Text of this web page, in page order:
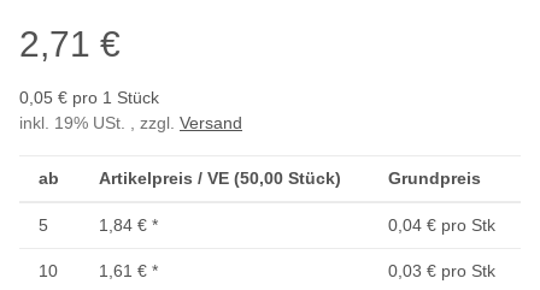
2,71 €
0,05 € pro 1 Stück
inkl. 19% USt. , zzgl. Versand
ab Artikelpreis / VE (50,00 Stück) Grundpreis
5 1,84 € * 0,04 € pro Stk
10 1,61 € * 0,03 € pro Stk